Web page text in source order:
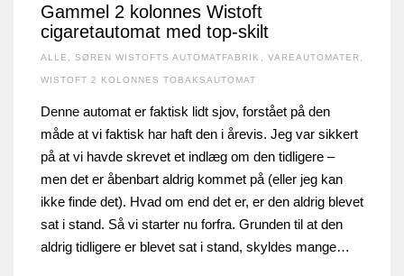
Gammel 2 kolonnes Wistoft
cigaretautomat med top-skilt
ALLE , SØREN WISTOFTS AUTOMATFABRIK , VAREAUTOMATER,
WISTOFT 2 KOLONNES TOBAKSAUTOMAT
Denne automat er faktisk lidt sjov, forstået på den
måde at vi faktisk har haft den i årevis. Jeg var sikkert
på at vi havde skrevet et indlæg om den tidligere –
men det er åbenbart aldrig kommet på (eller jeg kan
ikke finde det). Hvad om end det er, er den aldrig blevet
sat i stand. Så vi starter nu forfra. Grunden til at den
aldrig tidligere er blevet sat i stand, skyldes mange…